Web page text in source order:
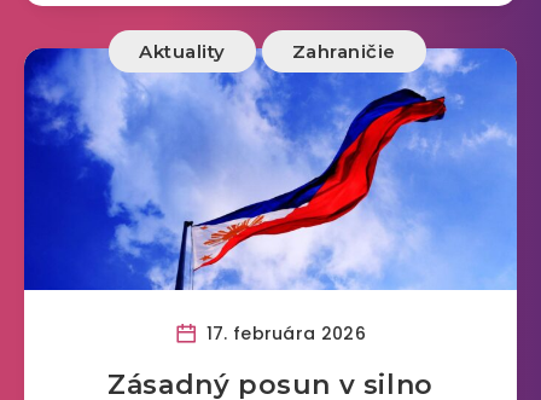
Aktuality Zahraničie
17. februára 2026
Zásadný posun v silno